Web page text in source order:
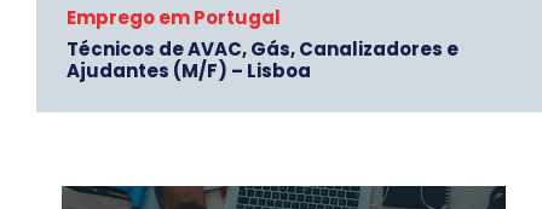
Emprego em Portugal
Técnicos de AVAC, Gás, Canalizadores e
Ajudantes (M/F) – Lisboa